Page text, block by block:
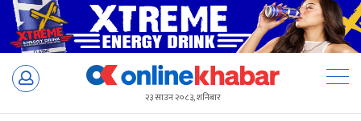
Skip
२३ साउन २०८३, शनिबार